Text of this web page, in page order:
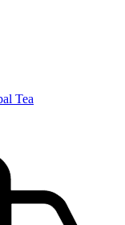
Tea